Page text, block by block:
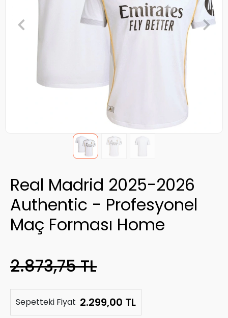
Real Madrid 2025-2026
Authentic - Profesyonel
Maç Forması Home
2.873,75 TL
Sepetteki Fiyat 2.299,00 TL